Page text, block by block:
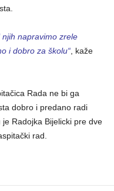
napravimo zrele
i dobro za školu“, kaže
Rada ne bi ga
dobro i predano radi
Radojka Bijelicki pre dve
rad.